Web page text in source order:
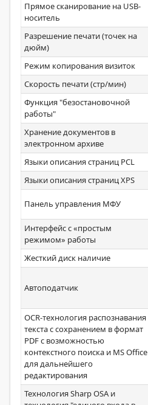
Прямое сканирование на USB-
носитель
Разрешение печати (точек на
дюйм)
Режим копирования визиток
Скорость печати (стр/мин)
Функция "безостановочной
работы"
Хранение документов в
электронном архиве
Языки описания страниц PCL
Языки описания страниц XPS
Панель управления МФУ
Интерфейс с «простым
режимом» работы
Жесткий диск наличие
Автоподатчик
OCR-технология распознавания
текста с сохранением в формат
PDF с возможностью
контекстного поиска и MS Office
для дальнейшего
редактирования
Технология Sharp OSA и